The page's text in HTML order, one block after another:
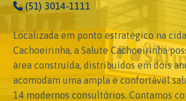
(51) 3014-1111
Localizada em ponto estratégico na
Cachoeirinha, a Salute Cachoeirinha
área construída, distribuídos em dois
acomodam uma ampla e confortável
14 modernos consultórios. Contamos